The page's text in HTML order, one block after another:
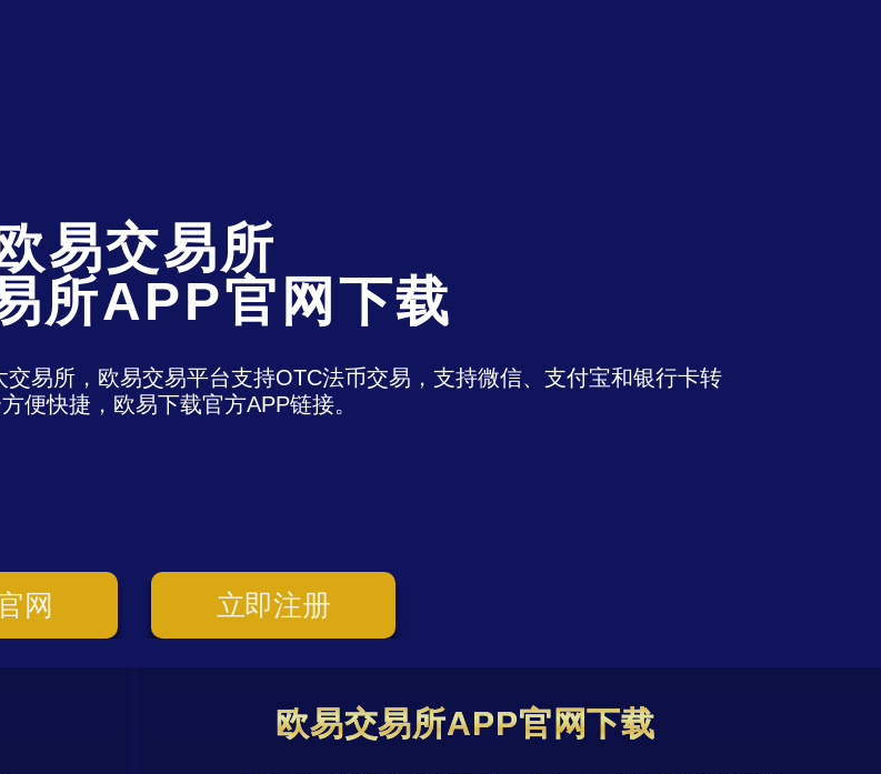
欧易交易所
所APP官网下载
易所，欧易交易平台支持OTC法币交易，支持微信、支付宝和银行卡转
便快捷，欧易下载官方APP链接。
网 立即注册
欧易交易所APP官网下载